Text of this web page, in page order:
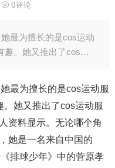
0评论
最为擅长的是cos运动
趣。她又推出了cos…
最为擅长的是cos运动服
她又推出了cos运动服
资料显示。无论哪个角
她是一名来自中国的
排球少年》中的菅原孝